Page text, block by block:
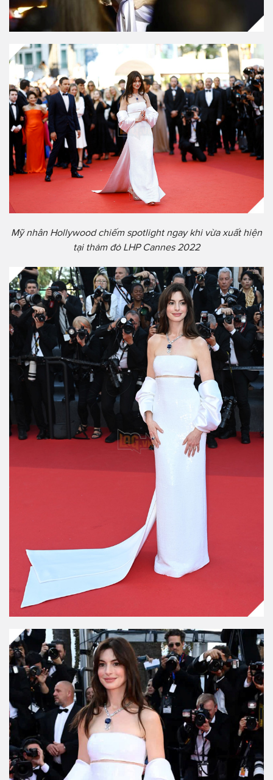
Mỹ nhân Hollywood chiếm spotlight ngay khi vừa xuất hiện
tại thảm đỏ LHP Cannes 2022